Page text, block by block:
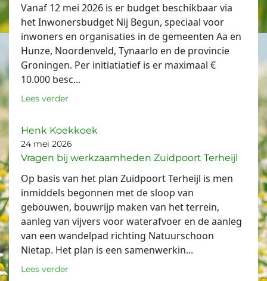
Vanaf 12 mei 2026 is er budget beschikbaar via
het Inwonersbudget Nij Begun, speciaal voor
inwoners en organisaties in de gemeenten Aa en
Hunze, Noordenveld, Tynaarlo en de provincie
Groningen. Per initiatiatief is er maximaal €
10.000 besc...
Lees verder
Henk Koekkoek
24 mei 2026
Vragen bij werkzaamheden Zuidpoort Terheijl
Op basis van het plan Zuidpoort Terheijl is men
inmiddels begonnen met de sloop van
gebouwen, bouwrijp maken van het terrein,
aanleg van vijvers voor waterafvoer en de aanleg
van een wandelpad richting Natuurschoon
Nietap. Het plan is een samenwerkin...
Lees verder